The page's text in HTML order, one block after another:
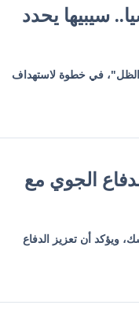
سيبيها يحدد
روسية و6 سفن من "أسطول الظل"، في خطوة لاستهداف
الجوي مع
ويؤكد أن تعزيز الدفاع